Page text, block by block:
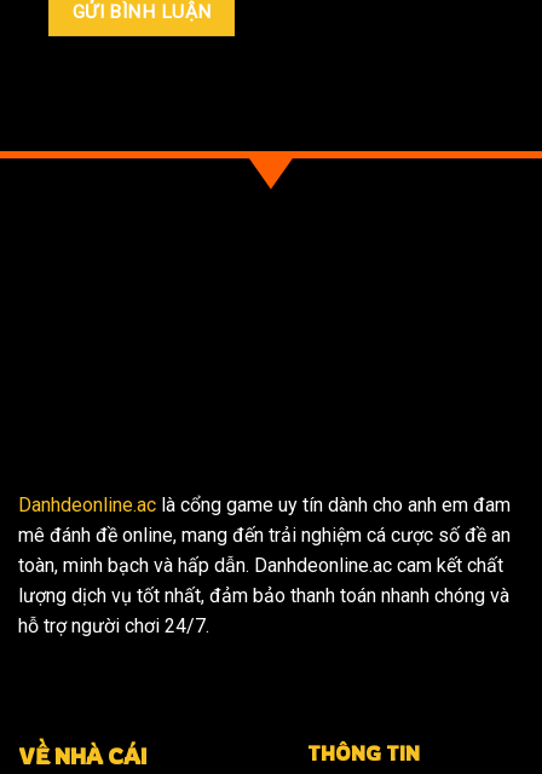
Danhdeonline.ac là cổng game uy tín dành cho anh em đam
mê đánh đề online, mang đến trải nghiệm cá cược số đề an
toàn, minh bạch và hấp dẫn. Danhdeonline.ac cam kết chất
lượng dịch vụ tốt nhất, đảm bảo thanh toán nhanh chóng và
hỗ trợ người chơi 24/7.
VỀ NHÀ CÁI THÔNG TIN